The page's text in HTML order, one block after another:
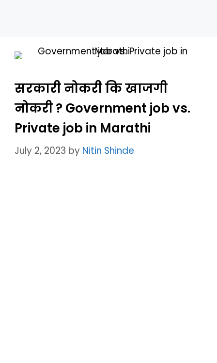
सरकारी नोकरी कि खाजगी
नोकरी ? Government job vs.
Private job in Marathi
July 2, 2023 by Nitin Shinde